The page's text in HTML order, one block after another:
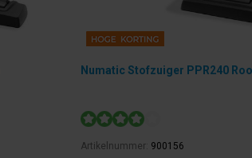
Numatic Stofzuiger PPR240
Artikelnummer: 900156